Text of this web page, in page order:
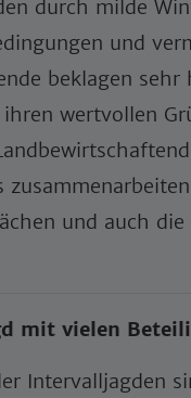
durch milde
und
beklagen
wertvollen
und auch
mit vielen
Intervalljagden